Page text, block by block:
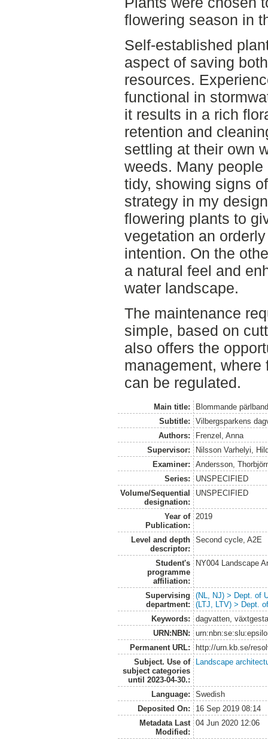
flowering season in
Self-established
aspect of saving
resources.
functional in
it results in a rich
retention and
settling at their own
weeds. Many
tidy, showing signs
strategy in my
flowering plants to
vegetation an
intention. On the
a natural feel and
water landscape.
The maintenance
simple, based on
also offers the
management,
can be regulated.
Main title:
Blommande
Subtitle:
Vilbergsparkens
Authors:
Frenzel, Anna
Supervisor:
Nilsson Varhelyi,
Examiner:
Andersson,
Series:
UNSPECIFIED
Volume/Sequential
designation:
UNSPECIFIED
Year of
Publication:
2019
Level and depth
descriptor:
Second cycle, A2E
Student's
programme
affiliation:
NY004 Landscape
Supervising
department:
(NL, NJ) > Dept. of
(LTJ, LTV) > Dept.
Keywords:
dagvatten,
URN:NBN:
Permanent URL:
http://urn.kb.se/
Subject. Use of
subject categories
until 2023-04-30.:
Landscape
Language:
Swedish
Deposited On:
16 Sep 2019 08:14
Metadata Last
Modified:
04 Jun 2020 12:06